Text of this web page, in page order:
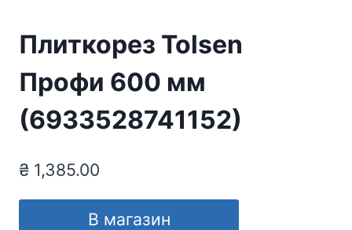
Плиткорез Tolsen
Профи 600 мм
(6933528741152)
₴ 1,385.00
В магазин